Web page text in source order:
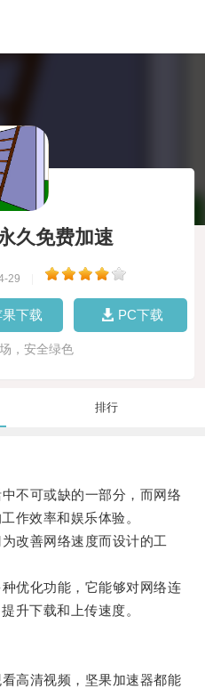
久免费加速
29
下载 PC下载
，安全绿色
排行
可或缺的一部分，而网络
作效率和娱乐体验。
善网络速度而设计的工
化功能，它能够对网络连
升下载和上传速度。
清视频，坚果加速器都能